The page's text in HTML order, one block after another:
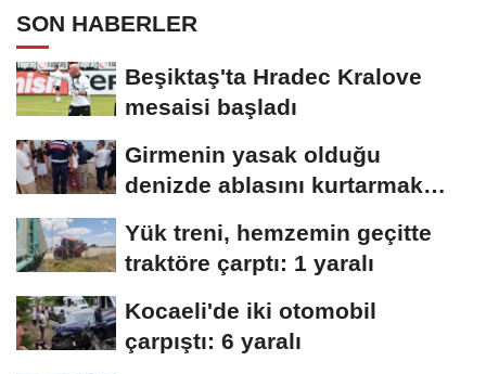
SON HABERLER
Beşiktaş'ta Hradec Kralove
mesaisi başladı
Girmenin yasak olduğu
denizde ablasını kurtarmak
Yük treni, hemzemin geçitte
traktöre çarptı: 1 yaralı
Kocaeli'de iki otomobil
çarpıştı: 6 yaralı